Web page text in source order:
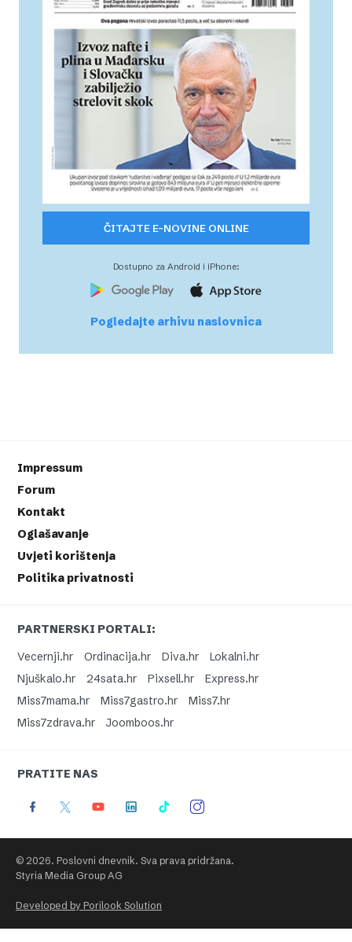
ČITAJTE E-NOVINE ONLINE
Dostupno za Android i iPhone:
Pogledajte arhivu naslovnica
Impressum
Forum
Kontakt
Oglašavanje
Uvjeti korištenja
Politika privatnosti
PARTNERSKI PORTALI:
Vecernji.hr
Ordinacija.hr Diva.hr
Lokalni.hr
Njuškalo.hr
24sata.hr Pixsell.hr
Express.hr
Miss7mama.hr
Miss7gastro.hr
Miss7.hr
Miss7zdrava.hr
Joomboos.hr
PRATITE NAS
© 2026. Poslovni dnevnik. Sva prava pridržana.
Styria Media Group AG
Developed by Porilook Solution